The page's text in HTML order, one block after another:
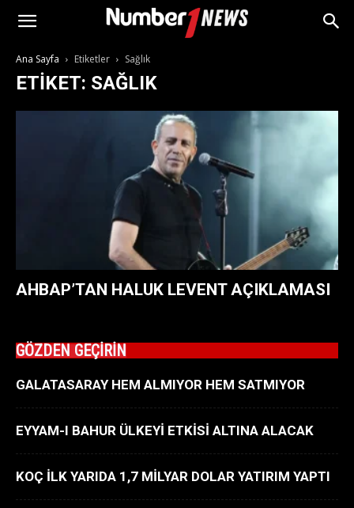
Ana Sayfa Etiketler Sağlık
ETIKET: SAĞLIK
AHBAP’TAN HALUK LEVENT AÇIKLAMASI
GÖZDEN GEÇİRİN
GALATASARAY HEM ALMIYOR HEM SATMIYOR
EYYAM-I BAHUR ÜLKEYİ ETKİSİ ALTINA ALACAK
KOÇ İLK YARIDA 1,7 MİLYAR DOLAR YATIRIM YAPTI